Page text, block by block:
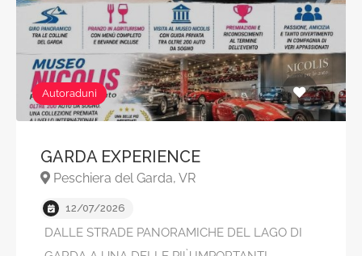
Autoraduni
GARDA EXPERIENCE
Peschiera del Garda, VR
12/07/2026
DALLE STRADE PANORAMICHE DEL LAGO DI